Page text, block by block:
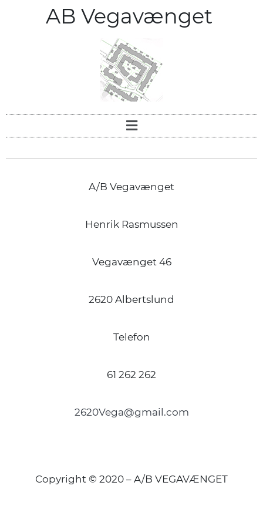
AB Vegavænget
A/B Vegavænget
Henrik Rasmussen
Vegavænget 46
2620 Albertslund
Telefon
61 262 262
2620Vega@gmail.com
Copyright © 2020 – A/B VEGAVÆNGET